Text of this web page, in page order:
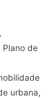
,
Plano de
urbana,